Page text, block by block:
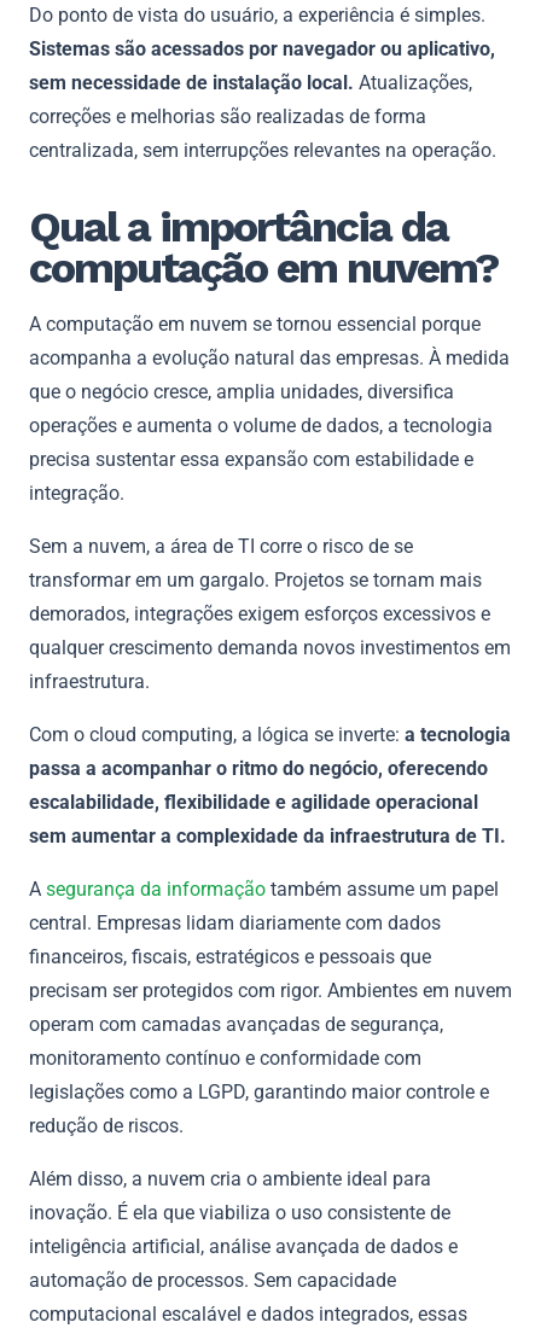
Do ponto de vista do usuário, a experiência é simples.
Sistemas são acessados por navegador ou aplicativo,
sem necessidade de instalação local. Atualizações,
correções e melhorias são realizadas de forma
centralizada, sem interrupções relevantes na operação.
Qual a importância da
computação em nuvem?
A computação em nuvem se tornou essencial porque
acompanha a evolução natural das empresas. À medida
que o negócio cresce, amplia unidades, diversifica
operações e aumenta o volume de dados, a tecnologia
precisa sustentar essa expansão com estabilidade e
integração.
Sem a nuvem, a área de TI corre o risco de se
transformar em um gargalo. Projetos se tornam mais
demorados, integrações exigem esforços excessivos e
qualquer crescimento demanda novos investimentos em
infraestrutura.
Com o cloud computing, a lógica se inverte: a tecnologia
passa a acompanhar o ritmo do negócio, oferecendo
escalabilidade, flexibilidade e agilidade operacional
sem aumentar a complexidade da infraestrutura de TI.
A segurança da informação também assume um papel
central. Empresas lidam diariamente com dados
financeiros, fiscais, estratégicos e pessoais que
precisam ser protegidos com rigor. Ambientes em nuvem
operam com camadas avançadas de segurança,
monitoramento contínuo e conformidade com
legislações como a LGPD, garantindo maior controle e
redução de riscos.
Além disso, a nuvem cria o ambiente ideal para
inovação. É ela que viabiliza o uso consistente de
inteligência artificial, análise avançada de dados e
automação de processos. Sem capacidade
computacional escalável e dados integrados, essas